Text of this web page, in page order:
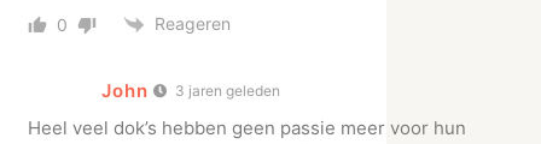
0 Reageren
John 3 jaren geleden
Heel veel dok’s hebben geen passie meer voor hun